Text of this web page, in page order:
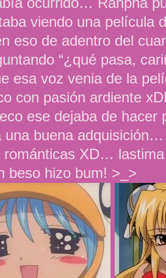
viendo una película
eso de adentro del
“¿qué pasa,
esa voz venia de la
con pasión ardiente
ese dejaba de hacer
una buena
románticas XD…
beso hizo bum! >_>